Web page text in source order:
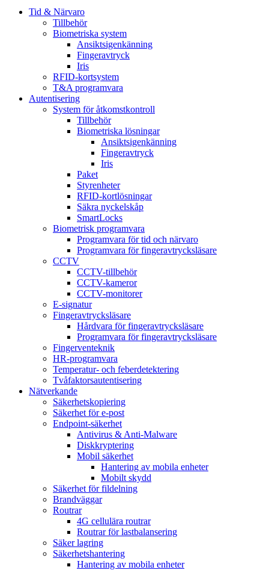
Tid & Närvaro
Tillbehör
Biometriska system
Ansiktsigenkänning
Fingeravtryck
Iris
RFID-kortsystem
T&A programvara
Autentisering
System för åtkomstkontroll
Tillbehör
Biometriska lösningar
Ansiktsigenkänning
Fingeravtryck
Iris
Paket
Styrenheter
RFID-kortlösningar
Säkra nyckelskåp
SmartLocks
Biometrisk programvara
Programvara för tid och närvaro
Programvara för fingeravtrycksläsare
CCTV
CCTV-tillbehör
CCTV-kameror
CCTV-monitorer
E-signatur
Fingeravtrycksläsare
Hårdvara för fingeravtrycksläsare
Programvara för fingeravtrycksläsare
Fingerventeknik
HR-programvara
Temperatur- och feberdetektering
Tvåfaktorsautentisering
Nätverkande
Säkerhetskopiering
Säkerhet för e-post
Endpoint-säkerhet
Antivirus & Anti-Malware
Diskkryptering
Mobil säkerhet
Hantering av mobila enheter
Mobilt skydd
Säkerhet för fildelning
Brandväggar
Routrar
4G cellulära routrar
Routrar för lastbalansering
Säker lagring
Säkerhetshantering
Hantering av mobila enheter